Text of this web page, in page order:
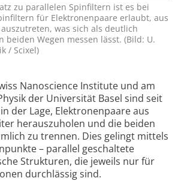
zu parallelen Spinfiltern ist es bei
für Elektronen­paare erlaubt, aus
was sich als deutlich
beiden Wegen messen lässt. (Bild: U.
/ Scixel)
Nanoscience Institute und am
der Universität Basel sind seit
der Lage, Elektronenpaare aus
herauszuholen und die beiden
zu trennen. Dies gelingt mittels
– parallel geschaltete
Strukturen, die jeweils nur für
durchlässig sind.